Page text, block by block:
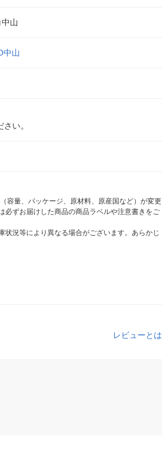
中山
中山
い。
容量、パッケージ、原材料、原産国など）が変更
必ずお届けした商品の商品ラベルや注意書きをご
況等により異なる場合がございます。あらかじ
レビューとは